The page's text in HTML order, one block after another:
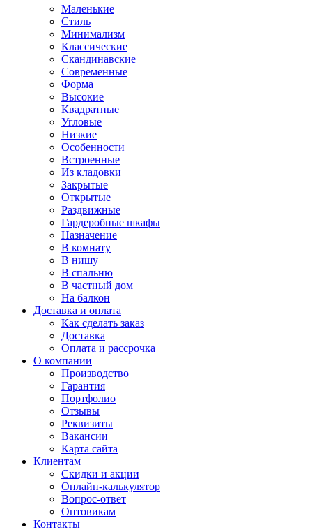
Маленькие
Стиль
Минимализм
Классические
Скандинавские
Современные
Форма
Высокие
Квадратные
Угловые
Низкие
Особенности
Встроенные
Из кладовки
Закрытые
Открытые
Раздвижные
Гардеробные шкафы
Назначение
В комнату
В нишу
В спальню
В частный дом
На балкон
Доставка и оплата
Как сделать заказ
Доставка
Оплата и рассрочка
О компании
Производство
Гарантия
Портфолио
Отзывы
Реквизиты
Вакансии
Карта сайта
Клиентам
Скидки и акции
Онлайн-калькулятор
Вопрос-ответ
Оптовикам
Контакты